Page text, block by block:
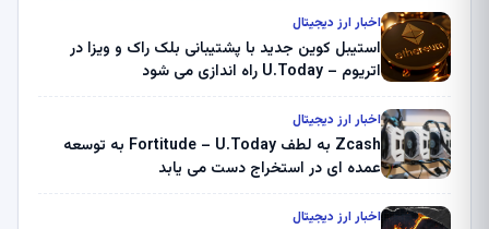
اخبار ارز دیجیتال
استیبل کوین جدید با پشتیبانی بلک راک و ویزا در
اتریوم – U.Today راه اندازی می شود
اخبار ارز دیجیتال
Zcash به لطف Fortitude – U.Today به توسعه
عمده ای در استخراج دست می یابد
اخبار ارز دیجیتال